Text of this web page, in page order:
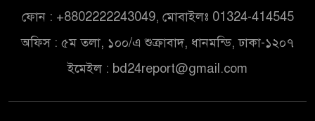
ফোন : +8802222243049, মোবাইলঃ 01324-414545
অফিস : ৫ম তলা, ১০০/এ শুক্রাবাদ, ধানমন্ডি, ঢাকা-১২০৭
ইমেইল : bd24report@gmail.com